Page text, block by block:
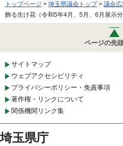
トップページ > 埼玉県議会トップ> 議会広
飾る生け花（令和5年4月、5月、6月展示分
ページの先
サイトマップ
ウェブアクセシビリティ
プライバシーポリシー・免責事項
著作権・リンクについて
関係機関リンク集
埼玉県庁